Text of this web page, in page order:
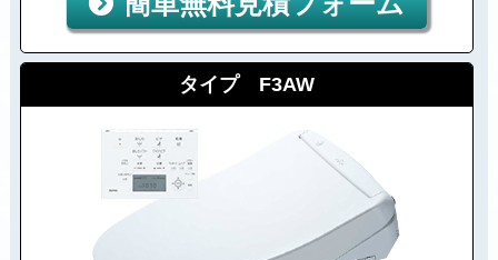
タイプ F3AW